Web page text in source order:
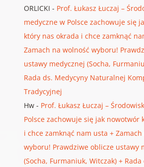
ORLICKI - Prof. Łukasz Łuczaj –
medyczne w Polsce zachowuje się
który nas okrada i chce zamknąć
Zamach na wolność wyboru!
ustawy medycznej (Socha,
Rada ds. Medycyny Naturalnej
Tradycyjnej
Hw- Prof. Łukasz Łuczaj –
Polsce zachowuje się jak nowotwór
i chce zamknąć nam usta +
wyboru! Prawdziwe oblicze ustawy
(Socha, Furmaniuk, Witczak) +